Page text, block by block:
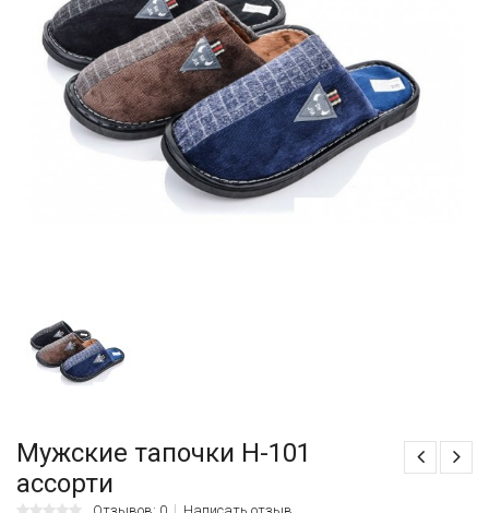
Мужские тапочки H-101
ассорти
Отзывов: 0 Написать отзыв